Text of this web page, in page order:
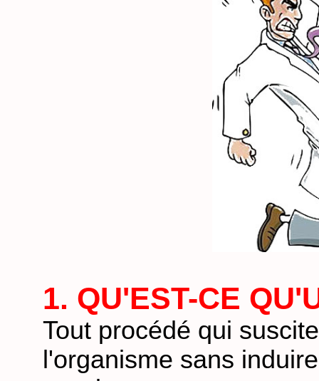
1. QU'EST-CE
Tout procédé qui
l'organisme sans